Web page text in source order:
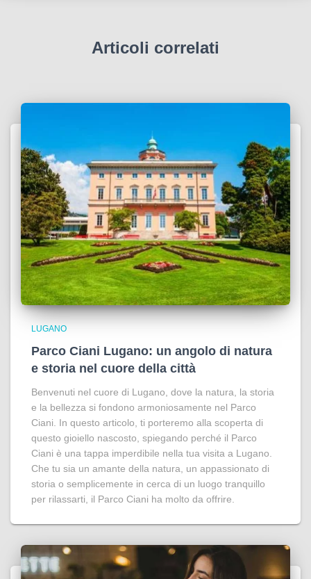
Articoli correlati
LUGANO
Parco Ciani Lugano: un angolo di natura
e storia nel cuore della città
Benvenuti nel cuore di Lugano, dove la natura, la storia
e la bellezza si fondono armoniosamente nel Parco
Ciani. In questo articolo, ti porteremo alla scoperta di
questo gioiello nascosto, spiegando perché il Parco
Ciani è una tappa imperdibile nella tua visita a Lugano.
Che tu sia un amante della natura, un appassionato di
storia o semplicemente in cerca di un luogo tranquillo
per rilassarti, il Parco Ciani ha molto da offrire.